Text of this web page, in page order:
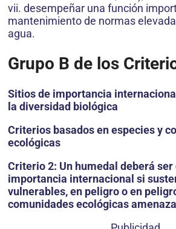
vii. desempeñar una función
mantenimiento de normas
agua.
Grupo B de los
Sitios de importancia
la diversidad biológica
Criterios basados en especies y
ecológicas
Criterio 2: Un humedal deberá
importancia internacional si
vulnerables, en peligro o en
comunidades ecológicas